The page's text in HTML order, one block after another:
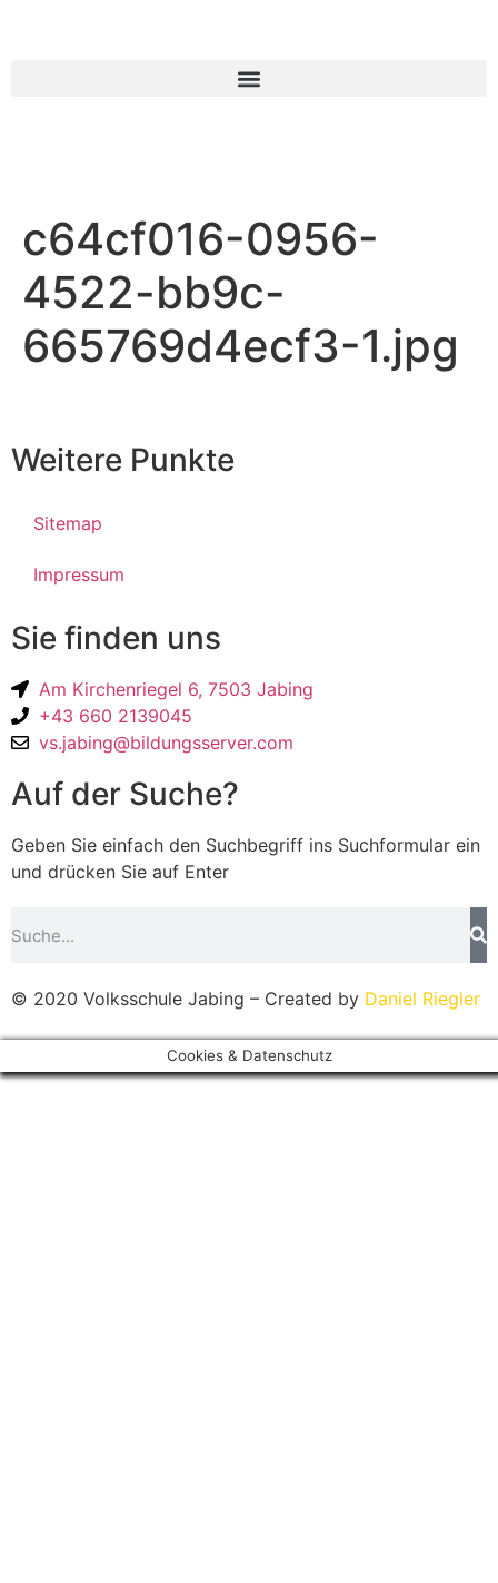
c64cf016-0956-
4522-bb9c-
665769d4ecf3-1.jpg
Weitere Punkte
Sitemap
Impressum
Sie finden uns
Am Kirchenriegel 6, 7503 Jabing
+43 660 2139045
vs.jabing@bildungsserver.com
Auf der Suche?
Geben Sie einfach den Suchbegriff ins Suchformular ein
und drücken Sie auf Enter
© 2020 Volksschule Jabing – Created by Daniel Riegler
Cookies & Datenschutz